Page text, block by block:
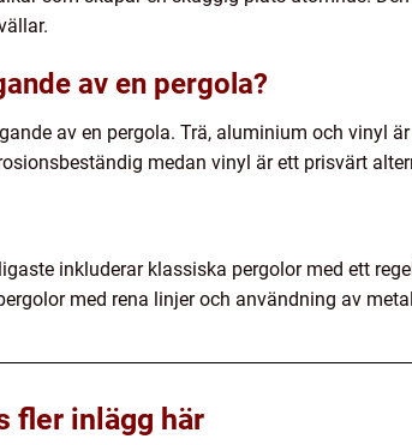
av en pergola?
av en pergola. Trä, aluminium och vinyl
medan vinyl är ett prisvärt
inkluderar klassiska pergolor med ett
med rena linjer och användning av
fler inlägg här